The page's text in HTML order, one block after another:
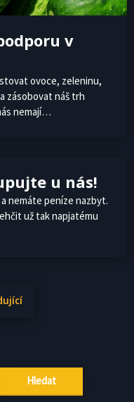
v
ovoce, zeleninu,
zásobovat náš trh
nemají…
u nás!
nemáte peníze nazbyt.
už tak napjatému